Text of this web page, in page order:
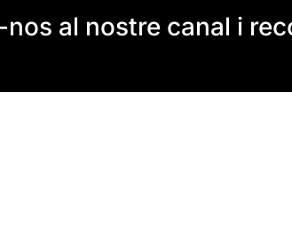
nos al nostre canal i